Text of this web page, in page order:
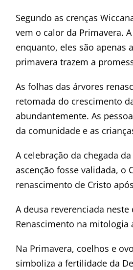
Segundo as crenças
vem o calor da Primavera.
enquanto, eles são apenas
primavera trazem a
As folhas das árvores
retomada do crescimento
abundantemente. As
da comunidade e as
A celebração da chegada
ascenção fosse validada, o
renascimento de Cristo
A deusa reverenciada
Renascimento na mitologia
Na Primavera, coelhos e
simboliza a fertilidade da